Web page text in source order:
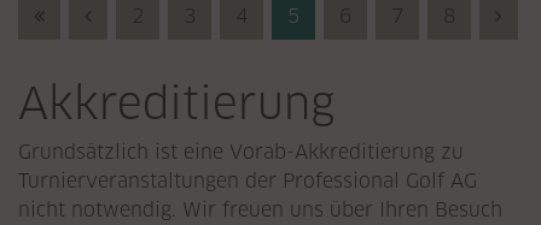
First (Anfang)
Previous (Zurück)
2 3 4 5 6 7 8
Akkreditierung
Grundsätzlich ist eine Vorab-Akkreditierung zu
Turnierveranstaltungen der Professional Golf AG
nicht notwendig. Wir freuen uns über Ihren Besuch